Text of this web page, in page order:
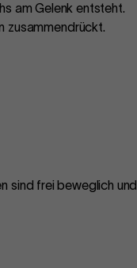
am Gelenk entsteht.
zusammendrückt.
sind frei beweglich und